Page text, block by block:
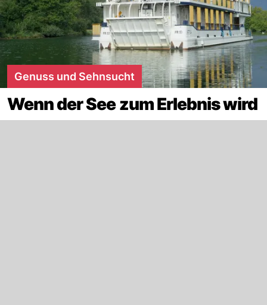
Genuss und Sehnsucht
Wenn der See zum Erlebnis wird